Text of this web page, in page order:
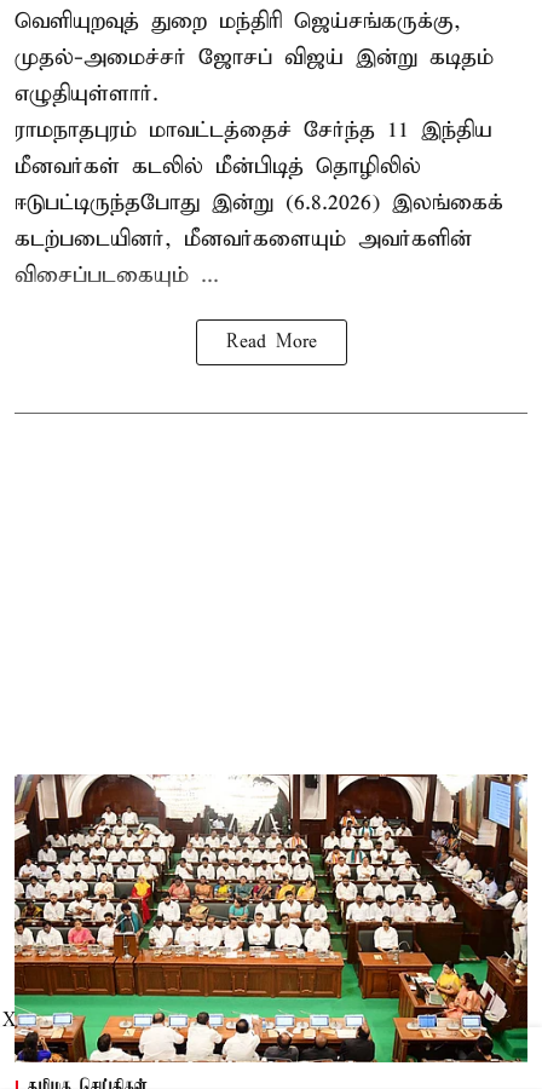
வெளியுறவுத் துறை மந்திரி ஜெய்சங்கருக்கு,
முதல்-அமைச்சர் ஜோசப் விஜய் இன்று கடிதம்
எழுதியுள்ளார்.
ராமநாதபுரம் மாவட்டத்தைச் சேர்ந்த 11 இந்திய
மீனவர்கள் கடலில் மீன்பிடித் தொழிலில்
ஈடுபட்டிருந்தபோது இன்று (6.8.2026) இலங்கைக்
கடற்படையினர், மீனவர்களையும் அவர்களின்
விசைப்படகையும் ...
Read More
X